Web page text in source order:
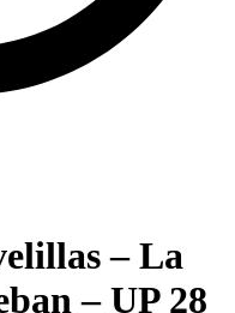
– La
– UP 28